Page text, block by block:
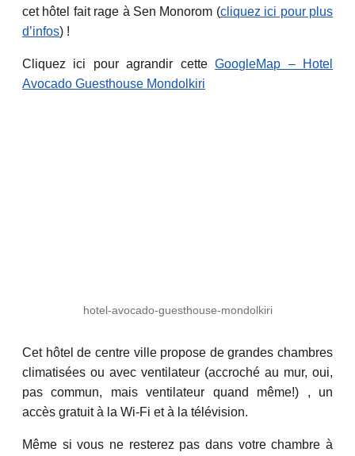
cet hôtel fait rage à Sen Monorom (cliquez ici pour plus
d’infos) !
Cliquez ici pour agrandir cetteGoogleMap – Hotel
Avocado Guesthouse Mondolkiri
hotel-avocado-guesthouse-mondolkiri
Cet hôtel de centre ville propose de grandes chambres
climatisées ou avec ventilateur (accroché au mur, oui,
pas commun, mais ventilateur quand même!) , un
accès gratuit à la Wi-Fi et à la télévision.
Même si vous ne resterez pas dans votre chambre à